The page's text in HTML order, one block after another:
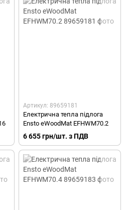
Артикул: 89659181
Електрична тепла підлога
Ensto eWoodMat EFHWM70.2
6 655 грн/шт. з ПДВ